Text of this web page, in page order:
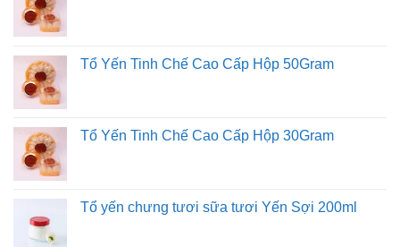
Tổ Yến Tinh Chế Cao Cấp Hộp 50Gram
Tổ Yến Tinh Chế Cao Cấp Hộp 30Gram
Tổ yến chưng tươi sữa tươi Yến Sợi 200ml